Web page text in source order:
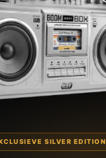
SILVER EDITION